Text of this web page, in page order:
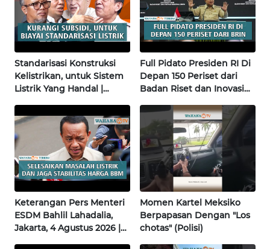
Standarisasi Konstruksi
Kelistrikan, untuk Sistem
Listrik Yang Handal |
Full Pidato Presiden RI Di
Depan 150 Periset dari
Badan Riset dan Inovasi
Keterangan Pers Menteri
ESDM Bahlil Lahadalia,
Jakarta, 4 Agustus 2026 |
Momen Kartel Meksiko
Berpapasan Dengan "Los
chotas" (Polisi)
NUSANTARA
WN
JOGJA
WN
WN
WN
KALTENG